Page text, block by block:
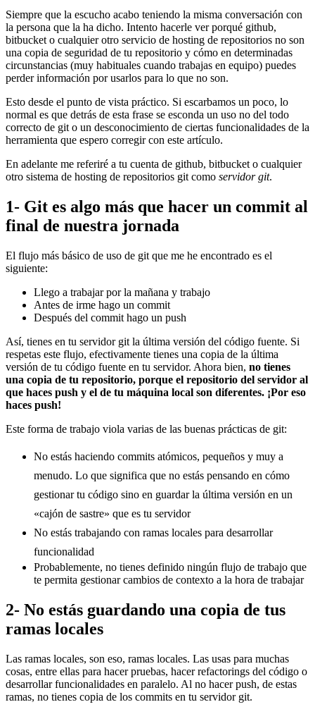
Siempre que la escucho acabo teniendo la misma conversación con
la persona que la ha dicho. Intento hacerle ver porqué github,
bitbucket o cualquier otro servicio de hosting de repositorios no son
una copia de seguridad de tu repositorio y cómo en determinadas
circunstancias (muy habituales cuando trabajas en equipo) puedes
perder información por usarlos para lo que no son.
Esto desde el punto de vista práctico. Si escarbamos un poco, lo
normal es que detrás de esta frase se esconda un uso no del todo
correcto de git o un desconocimiento de ciertas funcionalidades de la
herramienta que espero corregir con este artículo.
En adelante me referiré a tu cuenta de github, bitbucket o cualquier
otro sistema de hosting de repositorios git como servidor git.
1- Git es algo más que hacer un commit al
final de nuestra jornada
El flujo más básico de uso de git que me he encontrado es el
siguiente:
Llego a trabajar por la mañana y trabajo
Antes de irme hago un commit
Después del commit hago un push
Así, tienes en tu servidor git la última versión del código fuente. Si
respetas este flujo, efectivamente tienes una copia de la última
versión de tu código fuente en tu servidor. Ahora bien, no tienes
una copia de tu repositorio, porque el repositorio del servidor al
que haces push y el de tu máquina local son diferentes. ¡Por eso
haces push!
Este forma de trabajo viola varias de las buenas prácticas de git:
No estás haciendo commits atómicos, pequeños y muy a
menudo. Lo que significa que no estás pensando en cómo
gestionar tu código sino en guardar la última versión en un
«cajón de sastre» que es tu servidor
No estás trabajando con ramas locales para desarrollar
funcionalidad
Probablemente, no tienes definido ningún flujo de trabajo que
te permita gestionar cambios de contexto a la hora de trabajar
2- No estás guardando una copia de tus
ramas locales
Las ramas locales, son eso, ramas locales. Las usas para muchas
cosas, entre ellas para hacer pruebas, hacer refactorings del código o
desarrollar funcionalidades en paralelo. Al no hacer push, de estas
ramas, no tienes copia de los commits en tu servidor git.